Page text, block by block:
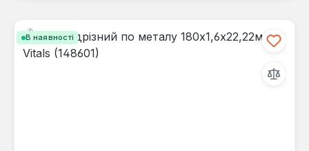
В наявності